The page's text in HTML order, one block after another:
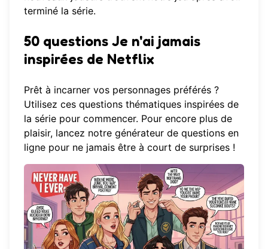
terminé la série.
50 questions Je n'ai jamais
inspirées de Netflix
Prêt à incarner vos personnages préférés ?
Utilisez ces questions thématiques inspirées de
la série pour commencer. Pour encore plus de
plaisir, lancez notre générateur de questions en
ligne pour ne jamais être à court de surprises !